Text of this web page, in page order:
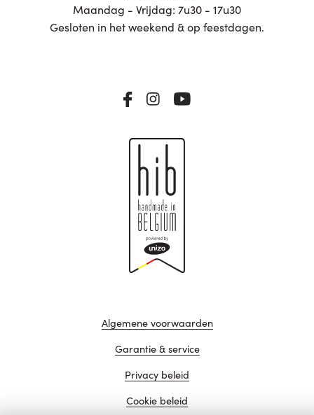
Maandag - Vrijdag: 7u30 - 17u30
Gesloten in het weekend & op feestdagen.
Algemene voorwaarden
Garantie & service
Privacy beleid
Cookie beleid